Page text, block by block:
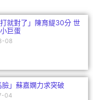
打就對了」陳育緹30分 世
巨蛋
08
」蘇嘉嫻力求突破
04